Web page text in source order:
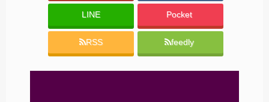
LINE Pocket
RSS feedly